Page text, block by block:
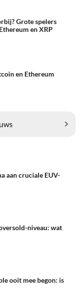
Grote spelers
en XRP
en Ethereum
aan cruciale EUV-
niveau: wat
ooit mee begon: is